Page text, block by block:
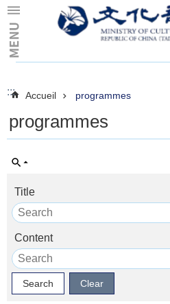
Skip to main content
:::
::: Accueil programmes
programmes
Title
Content